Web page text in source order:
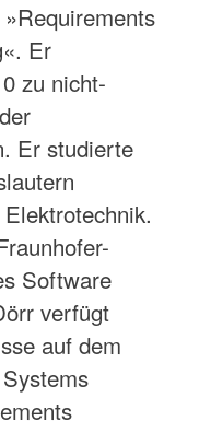
Er
zu nicht-
Er studierte
Software
verfügt
auf dem